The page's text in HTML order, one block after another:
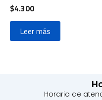
$4.300
Leer más
Horario de